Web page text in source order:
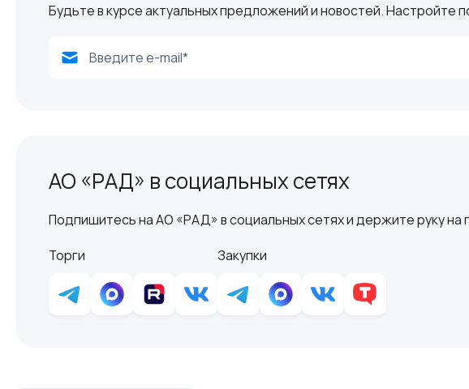
Будьте в курсе актуальных предложений и новостей. Настройте
АО «РАД» в социальных сетях
Подпишитесь на АО «РАД» в социальных сетях и держите руку на
Торги
Закупки